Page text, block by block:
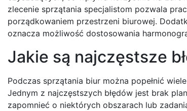
zlecenie sprzątania specjalistom pozwala
porządkowaniem przestrzeni biurowej.
oznacza możliwość dostosowania
Jakie są najczęstsze
Podczas sprzątania biur można popełnić
Jednym z najczęstszych błędów jest brak
zapomnieć o niektórych obszarach lub